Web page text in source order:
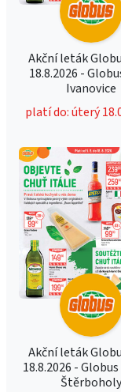
Akční leták
18.8.2026 -
Ivanovice
platí do: úterý
Akční leták
18.8.2026 -
Štěrboholy